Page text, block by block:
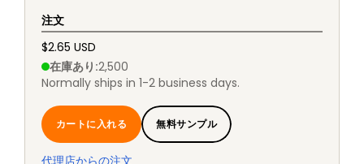
注文
$2.65 USD
在庫あり :2,500
Normally ships in 1-2 business days.
カートに入れる 無料サンプル